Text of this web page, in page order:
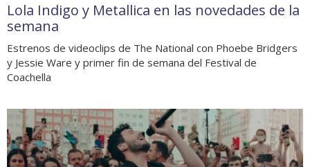
Lola Indigo y Metallica en las novedades de la
semana
Estrenos de videoclips de The National con Phoebe Bridgers
y Jessie Ware y primer fin de semana del Festival de
Coachella